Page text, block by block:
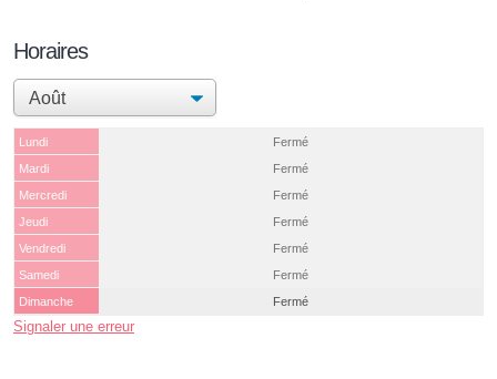
Horaires
Lundi
Fermé
Mardi
Fermé
Mercredi
Fermé
Jeudi
Fermé
Vendredi
Fermé
Samedi
Fermé
Dimanche
Fermé
Signaler une erreur